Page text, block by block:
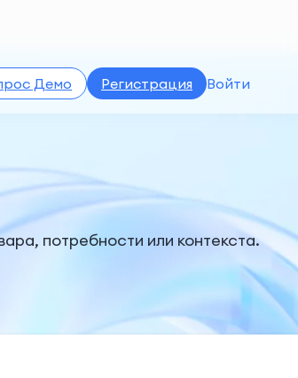
Демо Регистрация Войти
потребности или контекста.